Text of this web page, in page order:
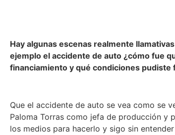
Hay algunas escenas realmente
ejemplo el accidente de auto ¿cómo fue
financiamiento y qué condiciones pudiste
Que el accidente de auto se vea como se
Paloma Torras como jefa de producción y
los medios para hacerlo y sigo sin